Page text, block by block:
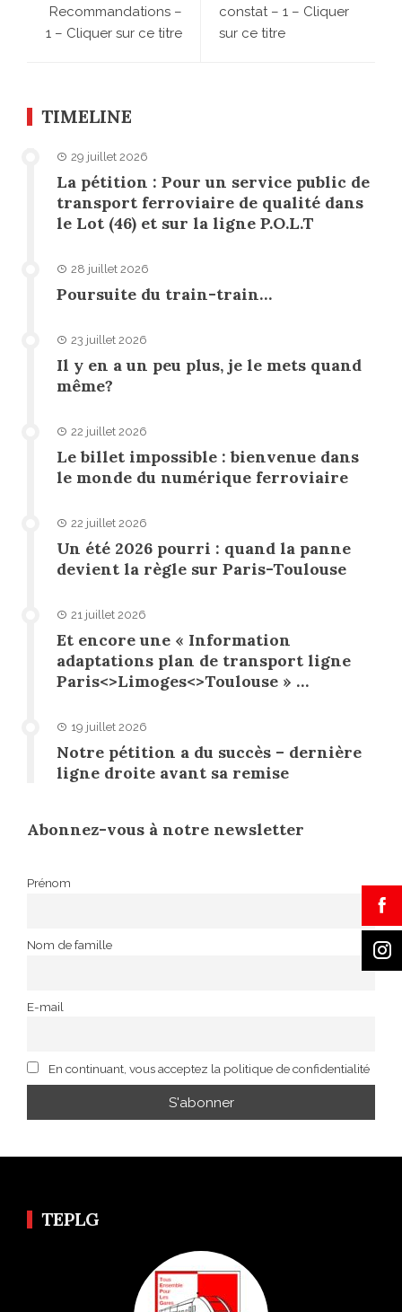
Recommandations –
1 – Cliquer sur ce titre
constat – 1 – Cliquer
sur ce titre
TIMELINE
29 juillet 2026
La pétition : Pour un service public de
transport ferroviaire de qualité dans
le Lot (46) et sur la ligne P.O.L.T
28 juillet 2026
Poursuite du train-train…
23 juillet 2026
Il y en a un peu plus, je le mets quand
même?
22 juillet 2026
Le billet impossible : bienvenue dans
le monde du numérique ferroviaire
22 juillet 2026
Un été 2026 pourri : quand la panne
devient la règle sur Paris-Toulouse
21 juillet 2026
Et encore une « Information
adaptations plan de transport ligne
Paris<>Limoges<>Toulouse » …
19 juillet 2026
Notre pétition a du succès – dernière
ligne droite avant sa remise
Abonnez-vous à notre newsletter
Prénom
Nom de famille
E-mail
En continuant, vous acceptez la politique de confidentialité
TEPLG